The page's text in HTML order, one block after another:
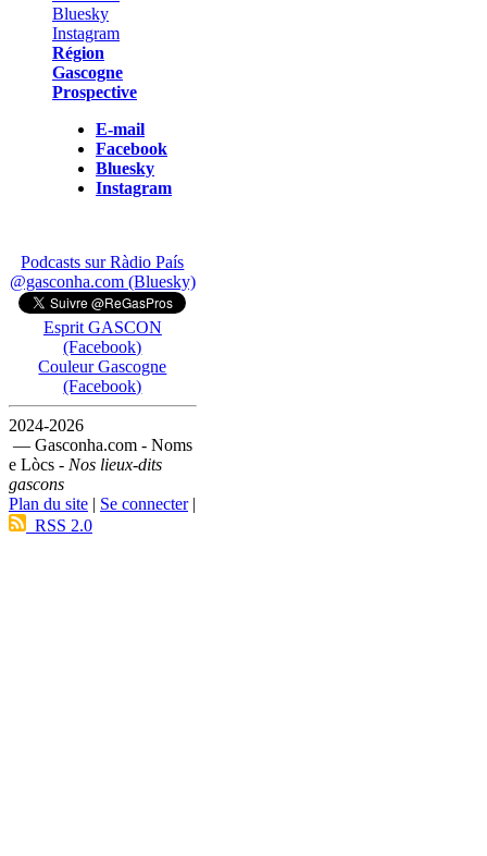
Région
Gascogne
Prospective
E-mail
Facebook
Bluesky
Instagram
Podcasts sur Ràdio País
@gasconha.com (Bluesky)
Esprit GASCON
(Facebook)
Couleur Gascogne
(Facebook)
2024-2026
— Gasconha.com - Noms
e Lòcs - Nos lieux-dits
gascons
Plan du site | Se connecter|
RSS 2.0